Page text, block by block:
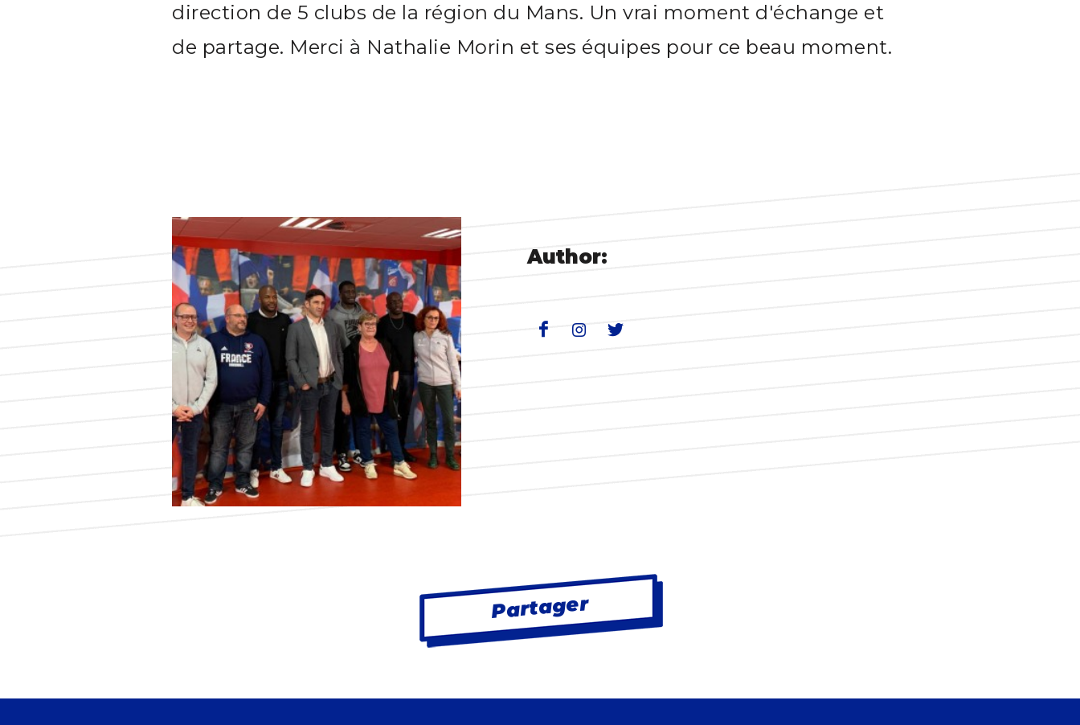
direction de 5 clubs de la région du Mans. Un vrai moment d'échange et
de partage. Merci à Nathalie Morin et ses équipes pour ce beau moment.
Author:
Partager